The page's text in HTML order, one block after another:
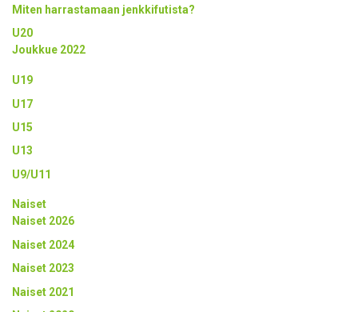
Miten harrastamaan jenkkifutista?
U20
Joukkue 2022
U19
U17
U15
U13
U9/U11
Naiset
Naiset 2026
Naiset 2024
Naiset 2023
Naiset 2021